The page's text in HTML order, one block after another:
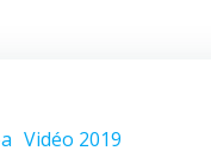
Vidéo 2019